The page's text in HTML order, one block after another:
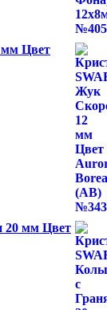
мм Цвет
20 мм Цвет